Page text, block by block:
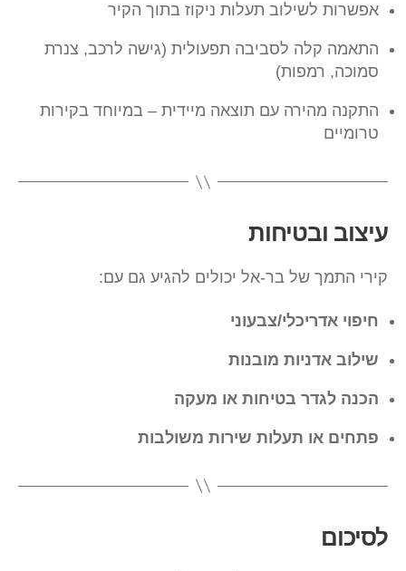
אפשרות לשילוב תעלות ניקוז בתוך הקיר
התאמה קלה לסביבה תפעולית (גישה לרכב, צנרת
סמוכה, רמפות)
התקנה מהירה עם תוצאה מיידית – במיוחד בקירות
טרומיים
עיצוב ובטיחות
קירי התמך של בר-אל יכולים להגיע גם עם:
חיפוי אדריכלי/צבעוני
שילוב אדניות מובנות
הכנה לגדר בטיחות או מעקה
פתחים או תעלות שירות משולבות
לסיכום